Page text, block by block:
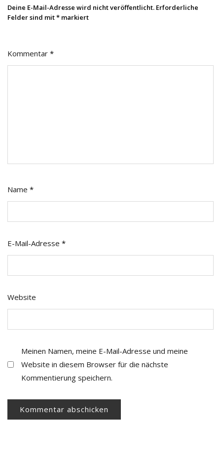
Deine E-Mail-Adresse wird nicht veröffentlicht. Erforderliche
Felder sind mit* markiert
Kommentar *
Name *
E-Mail-Adresse *
Website
Meinen Namen, meine E-Mail-Adresse und meine
Website in diesem Browser für die nächste
Kommentierung speichern.